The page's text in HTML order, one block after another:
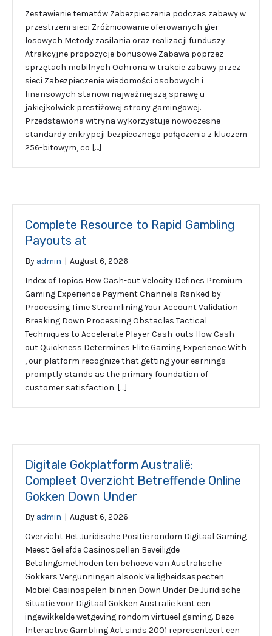
Zestawienie tematów Zabezpieczenia podczas zabawy w
przestrzeni sieci Zróżnicowanie oferowanych gier
losowych Metody zasilania oraz realizacji funduszy
Atrakcyjne propozycje bonusowe Zabawa poprzez
sprzętach mobilnych Ochrona w trakcie zabawy przez
sieci Zabezpieczenie wiadomości osobowych i
finansowych stanowi najważniejszą sprawę u
jakiejkolwiek prestiżowej strony gamingowej.
Przedstawiona witryna wykorzystuje nowoczesne
standardy enkrypcji bezpiecznego połączenia z kluczem
256-bitowym, co […]
Complete Resource to Rapid Gambling
Payouts at
By admin | August 6, 2026
Index of Topics How Cash-out Velocity Defines Premium
Gaming Experience Payment Channels Ranked by
Processing Time Streamlining Your Account Validation
Breaking Down Processing Obstacles Tactical
Techniques to Accelerate Player Cash-outs How Cash-
out Quickness Determines Elite Gaming Experience With
, our platform recognize that getting your earnings
promptly stands as the primary foundation of
customer satisfaction. […]
Digitale Gokplatform Australië:
Compleet Overzicht Betreffende Online
Gokken Down Under
By admin | August 6, 2026
Overzicht Het Juridische Positie rondom Digitaal Gaming
Meest Geliefde Casinospellen Beveiligde
Betalingsmethoden ten behoeve van Australische
Gokkers Vergunningen alsook Veiligheidsaspecten
Mobiel Casinospelen binnen Down Under De Juridische
Situatie voor Digitaal Gokken Australie kent een
ingewikkelde wetgeving rondom virtueel gaming. Deze
Interactive Gambling Act sinds 2001 representeert een